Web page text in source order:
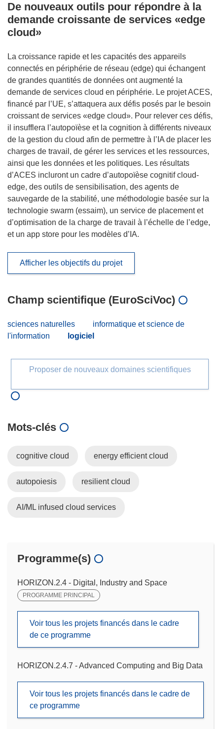
De nouveaux outils pour répondre à la
demande croissante de services «edge
cloud»
La croissance rapide et les capacités des appareils
connectés en périphérie de réseau (edge) qui échangent
de grandes quantités de données ont augmenté la
demande de services cloud en périphérie. Le projet ACES,
financé par l’UE, s’attaquera aux défis posés par le besoin
croissant de services «edge cloud». Pour relever ces défis,
il insufflera l’autopoïèse et la cognition à différents niveaux
de la gestion du cloud afin de permettre à l’IA de placer les
charges de travail, de gérer les services et les ressources,
ainsi que les données et les politiques. Les résultats
d’ACES incluront un cadre d’autopoïèse cognitif cloud-
edge, des outils de sensibilisation, des agents de
sauvegarde de la stabilité, une méthodologie basée sur la
technologie swarm (essaim), un service de placement et
d’optimisation de la charge de travail à l’échelle de l’edge,
et un app store pour les modèles d’IA.
Afficher les objectifs du projet
Champ scientifique (EuroSciVoc)
sciences naturelles
informatique et science de
l'information
logiciel
Proposer de nouveaux domaines scientifiques
Mots‑clés
cognitive cloud energy efficient cloud
autopoiesis resilient cloud
AI/ML infused cloud services
Programme(s)
HORIZON.2.4 - Digital, Industry and Space
PROGRAMME PRINCIPAL
Voir tous les projets financés dans le cadre
de ce programme
HORIZON.2.4.7 - Advanced Computing and Big Data
Voir tous les projets financés dans le cadre de
ce programme